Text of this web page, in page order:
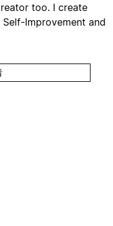
too. I create
Improvement and